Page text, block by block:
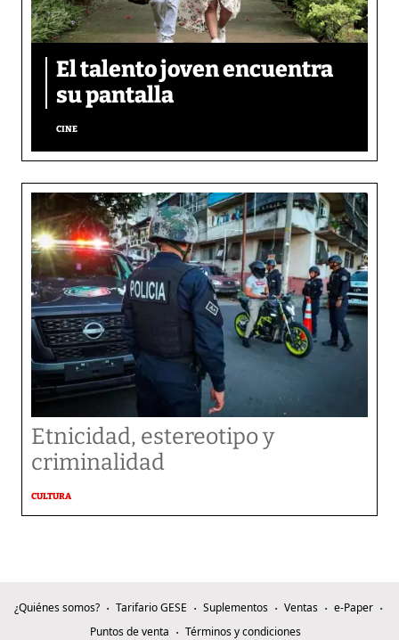
El talento joven encuentra
su pantalla​
CINE
Etnicidad, estereotipo y
criminalidad
CULTURA
¿Quiénes somos? Tarifario GESE Suplementos Ventas
e-Paper
Puntos de venta
Términos y condiciones